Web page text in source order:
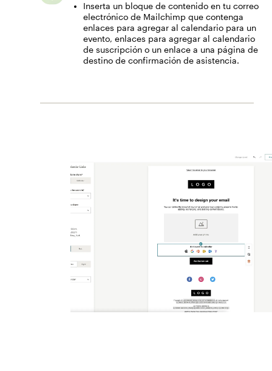
Inserta un bloque de contenido en tu correo
electrónico de Mailchimp que contenga
enlaces para agregar al calendario para un
evento, enlaces para agregar al calendario
de suscripción o un enlace a una página de
destino de confirmación de asistencia.